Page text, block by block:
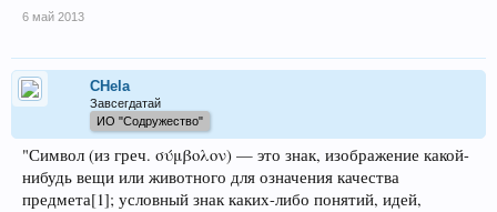
6 май 2013
CHela
Завсегдатай
ИО "Содружество"
"Символ (из греч. σύμβολον) — это знак, изображение какой-
нибудь вещи или животного для означения качества
предмета[1]; условный знак каких-либо понятий, идей,